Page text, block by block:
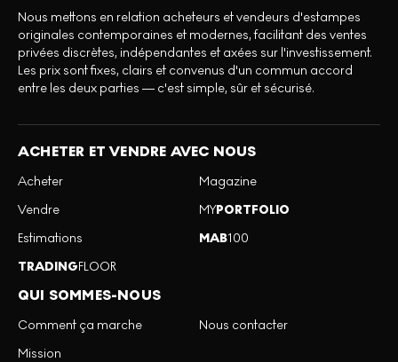
Nous mettons en relation acheteurs et vendeurs d'estampes
originales contemporaines et modernes, facilitant des ventes
privées discrètes, indépendantes et axées sur l'investissement.
Les prix sont fixes, clairs et convenus d'un commun accord
entre les deux parties — c'est simple, sûr et sécurisé.
ACHETER ET VENDRE AVEC NOUS
Acheter
Vendre
Estimations
TRADINGFLOOR
Magazine
MYPORTFOLIO
MAB100
QUI SOMMES-NOUS
Comment ça marche
Mission
Nous contacter